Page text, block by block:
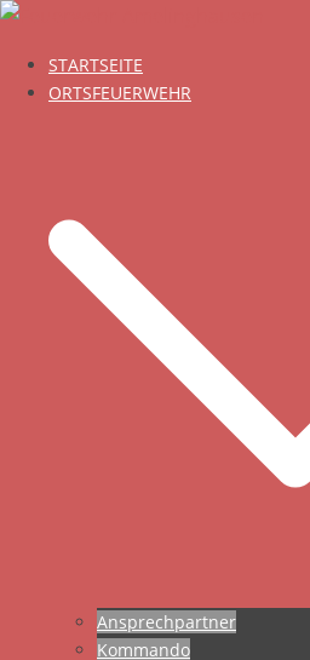
Zum
springenSTARTSEITE
ORTSFEUERWEHR
Ansprechpartner
Kommando